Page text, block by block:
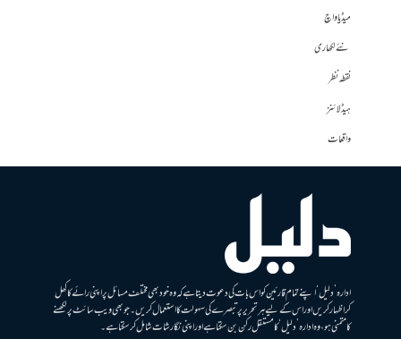
میڈیا واچ
نئے لکھاری
نقطہ نظر
ہیڈلائنز
واقعات
ادارہ ’دلیل‘ اپنے تمام قارئین کو اس بات کی دعوت دیتا ہے کہ وہ خود بھی مختلف مسائل پر اپنی رائے کا کھل
کر اظہار کریں اور اس کے لیے ہر تحریر پر تبصرے کی سہولت کا استعمال کریں۔ جو بھی ویب سائٹ پر لکھنے
کا متمنی ہو، وہ ادارہ ’دلیل‘ کا مستقل رکن بن سکتا ہے اور اپنی نگارشات شامل کرسکتا ہے۔